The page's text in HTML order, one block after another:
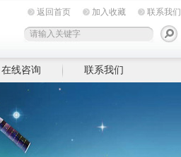
返回首页 加入收藏 联系我们
在线咨询 联系我们